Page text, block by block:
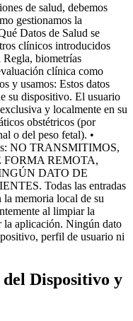
de salud, debemos
gestionamos la
Datos de Salud se
clínicos introducidos
biometrías
clínica como
y usamos: Estos datos
su dispositivo. El usuario
y localmente en su
obstétricos (por
o del peso fetal). •
NO TRANSMITIMOS,
REMOTA,
DATO DE
Todas las entradas
la memoria local de su
al limpiar la
la aplicación. Ningún dato
perfil de usuario ni
del Dispositivo y